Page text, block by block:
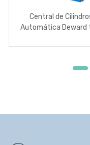
Central de
Automática Deward